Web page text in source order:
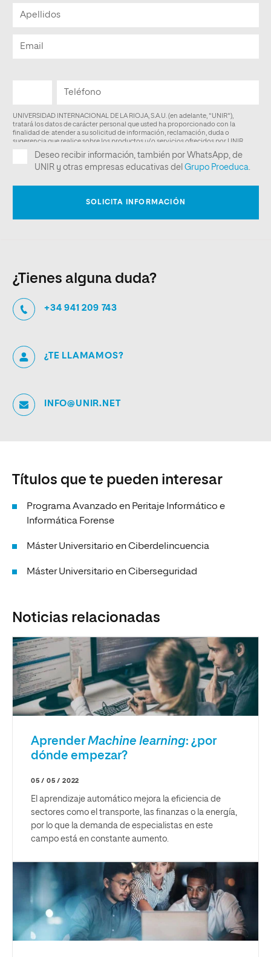
¿Tienes alguna duda?
+34 941 209 743
¿TE LLAMAMOS?
INFO@UNIR.NET
Títulos que te pueden interesar
Programa Avanzado en Peritaje Informático e
Informática Forense
Máster Universitario en Ciberdelincuencia
Máster Universitario en Ciberseguridad
Noticias relacionadas
AprenderMachine learning: ¿por
dónde empezar?
05 / 05 / 2022
El aprendizaje automático mejora la eficiencia de
sectores como el transporte, las finanzas o la energía,
por lo que la demanda de especialistas en este
campo está en constante aumento.